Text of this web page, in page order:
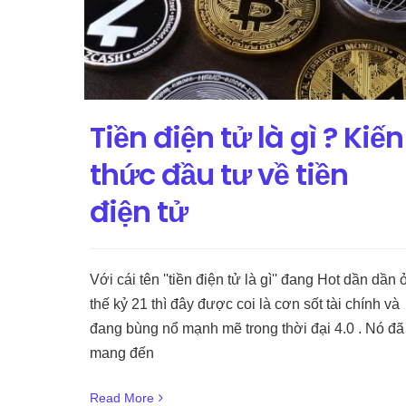
Tiền điện tử là gì ? Kiến
thức đầu tư về tiền
điện tử
Với cái tên ''tiền điện tử là gì'' đang Hot dần dần
thế kỷ 21 thì đây được coi là cơn sốt tài chính và
đang bùng nổ mạnh mẽ trong thời đại 4.0 . Nó đã
mang đến
Read More